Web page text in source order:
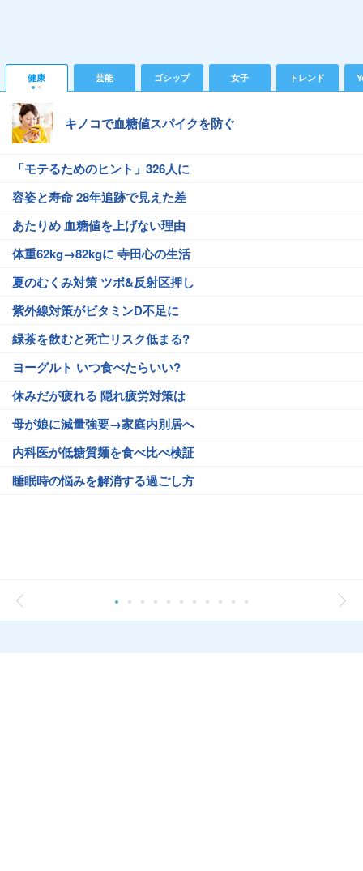
健康 芸能 ゴシップ 女子 トレンド
キノコで血糖値スパイクを防ぐ
「モテるためのヒント」326人に
容姿と寿命 28年追跡で見えた差
あたりめ 血糖値を上げない理由
体重62kg→82kgに 寺田心の生活
夏のむくみ対策 ツボ&反射区押し
紫外線対策がビタミンD不足に
緑茶を飲むと死亡リスク低まる?
ヨーグルト いつ食べたらいい?
休みだが疲れる 隠れ疲労対策は
母が娘に減量強要→家庭内別居へ
内科医が低糖質麺を食べ比べ検証
睡眠時の悩みを解消する過ごし方